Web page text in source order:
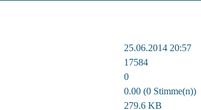
25.06.2014 20:57
17584
0
0.00 (0 Stimme(n))
279.6 KB